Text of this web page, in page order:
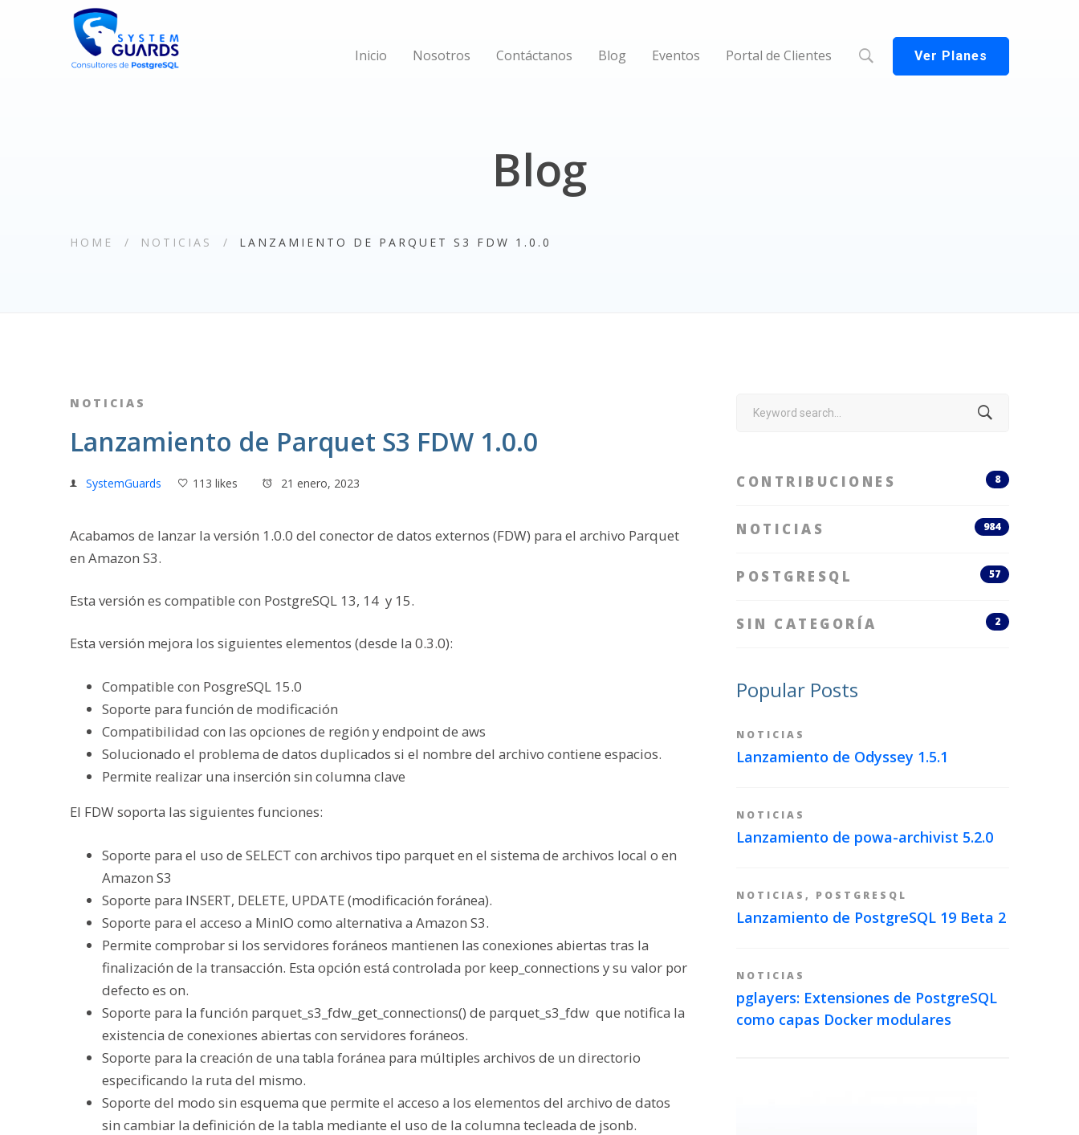
Inicio Nosotros Contáctanos Blog Eventos Portal de Clientes Ver Planes
Blog
HOME NOTICIAS LANZAMIENTO DE PARQUET S3 FDW 1.0.0
NOTICIAS
Lanzamiento de Parquet S3 FDW 1.0.0
SystemGuards 113 likes 21 enero, 2023
Acabamos de lanzar la versión 1.0.0 del conector de datos externos (FDW) para el archivo Parquet
en Amazon S3.
Esta versión es compatible con PostgreSQL 13, 14 y 15.
Esta versión mejora los siguientes elementos (desde la 0.3.0):
Compatible con PosgreSQL 15.0
Soporte para función de modificación
Compatibilidad con las opciones de región y endpoint de aws
Solucionado el problema de datos duplicados si el nombre del archivo contiene espacios.
Permite realizar una inserción sin columna clave
El FDW soporta las siguientes funciones:
Soporte para el uso de SELECT con archivos tipo parquet en el sistema de archivos local o en
Amazon S3
Soporte para INSERT, DELETE, UPDATE (modificación foránea).
Soporte para el acceso a MinIO como alternativa a Amazon S3.
Permite comprobar si los servidores foráneos mantienen las conexiones abiertas tras la
finalización de la transacción. Esta opción está controlada por keep_connections y su valor por
defecto es on.
Soporte para la función parquet_s3_fdw_get_connections() de parquet_s3_fdw que notifica la
existencia de conexiones abiertas con servidores foráneos.
Soporte para la creación de una tabla foránea para múltiples archivos de un directorio
especificando la ruta del mismo.
Soporte del modo sin esquema que permite el acceso a los elementos del archivo de datos
sin cambiar la definición de la tabla mediante el uso de la columna tecleada de jsonb.
Search
CONTRIBUCIONES 8
NOTICIAS 984
POSTGRESQL 57
SIN CATEGORÍA 2
Popular Posts
NOTICIAS
Lanzamiento de Odyssey 1.5.1
NOTICIAS
Lanzamiento de powa-archivist 5.2.0
NOTICIAS , POSTGRESQL
Lanzamiento de PostgreSQL 19 Beta 2
NOTICIAS
pglayers: Extensiones de PostgreSQL
como capas Docker modulares